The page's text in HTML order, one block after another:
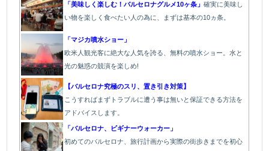
「美味しく楽しむ！バルセロナグルメ10ヶ条」確実に美味し
い物を楽しく食べたい人の為に、まずは基本の10ヵ条。
「マジカ噴水ショー」
欧米人観光客に絶大な人気を誇る、無料の噴水ショー。水と
光の魅惑の競演を楽しめ!
【バルセロナ究極のスリ、置き引き対策】
こうすればまずトラブルに遭う事は無いと保証できる方法を
アドバイスします。
「バルセロナ、ビギナーウォーカー」
初めてのバルセロナ、旅行計画から実際の街歩きまでを初心